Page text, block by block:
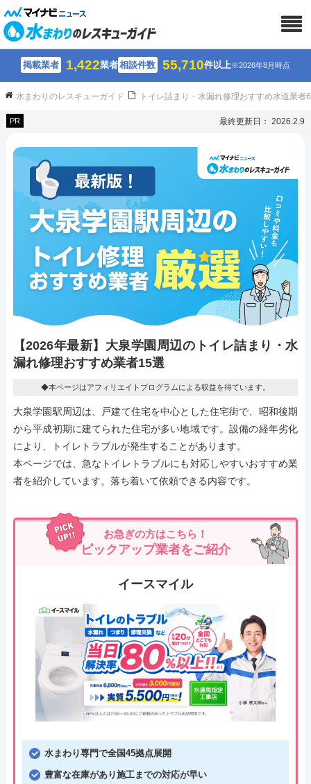
掲載業者 1,422業者相談件数 55,710件以上※2026年8月時点
水まわりのレスキューガイド トイレ詰まり・水漏れ修理おすすめ水道業
PR 最終更新日： 2026.2.9
【2026年最新】大泉学園周辺のトイレ詰まり・水
漏れ修理おすすめ業者15選
◆本ページはアフィリエイトプログラムによる収益を得ています。
大泉学園駅周辺は、戸建て住宅を中心とした住宅街で、昭和後期
から平成初期に建てられた住宅が多い地域です。設備の経年劣化
により、トイレトラブルが発生することがあります。
本ページでは、急なトイレトラブルにも対応しやすいおすすめ業
者を紹介しています。落ち着いて依頼できる内容です。
お急ぎの方はこちら！
ピックアップ業者をご紹介
イースマイル
水まわり専門で全国45拠点展開
豊富な在庫があり施工までの対応が早い